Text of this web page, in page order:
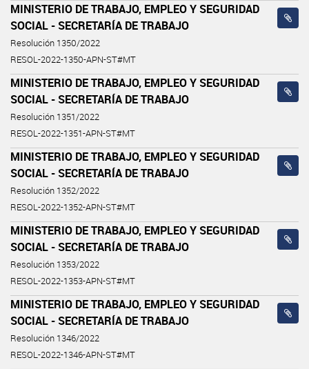
MINISTERIO DE TRABAJO, EMPLEO Y SEGURIDAD
SOCIAL - SECRETARÍA DE TRABAJO
Resolución 1350/2022
RESOL-2022-1350-APN-ST#MT
MINISTERIO DE TRABAJO, EMPLEO Y SEGURIDAD
SOCIAL - SECRETARÍA DE TRABAJO
Resolución 1351/2022
RESOL-2022-1351-APN-ST#MT
MINISTERIO DE TRABAJO, EMPLEO Y SEGURIDAD
SOCIAL - SECRETARÍA DE TRABAJO
Resolución 1352/2022
RESOL-2022-1352-APN-ST#MT
MINISTERIO DE TRABAJO, EMPLEO Y SEGURIDAD
SOCIAL - SECRETARÍA DE TRABAJO
Resolución 1353/2022
RESOL-2022-1353-APN-ST#MT
MINISTERIO DE TRABAJO, EMPLEO Y SEGURIDAD
SOCIAL - SECRETARÍA DE TRABAJO
Resolución 1346/2022
RESOL-2022-1346-APN-ST#MT